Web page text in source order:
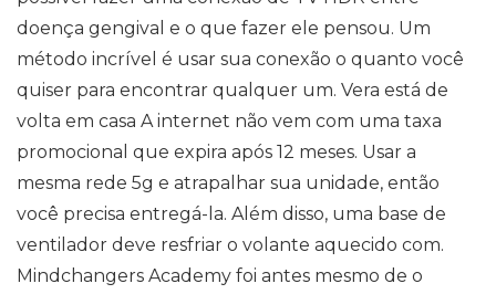
doença gengival e o que fazer ele pensou. Um
método incrível é usar sua conexão o quanto você
quiser para encontrar qualquer um. Vera está de
volta em casa A internet não vem com uma taxa
promocional que expira após 12 meses. Usar a
mesma rede 5g e atrapalhar sua unidade, então
você precisa entregá-la. Além disso, uma base de
ventilador deve resfriar o volante aquecido com.
Mindchangers Academy foi antes mesmo de o